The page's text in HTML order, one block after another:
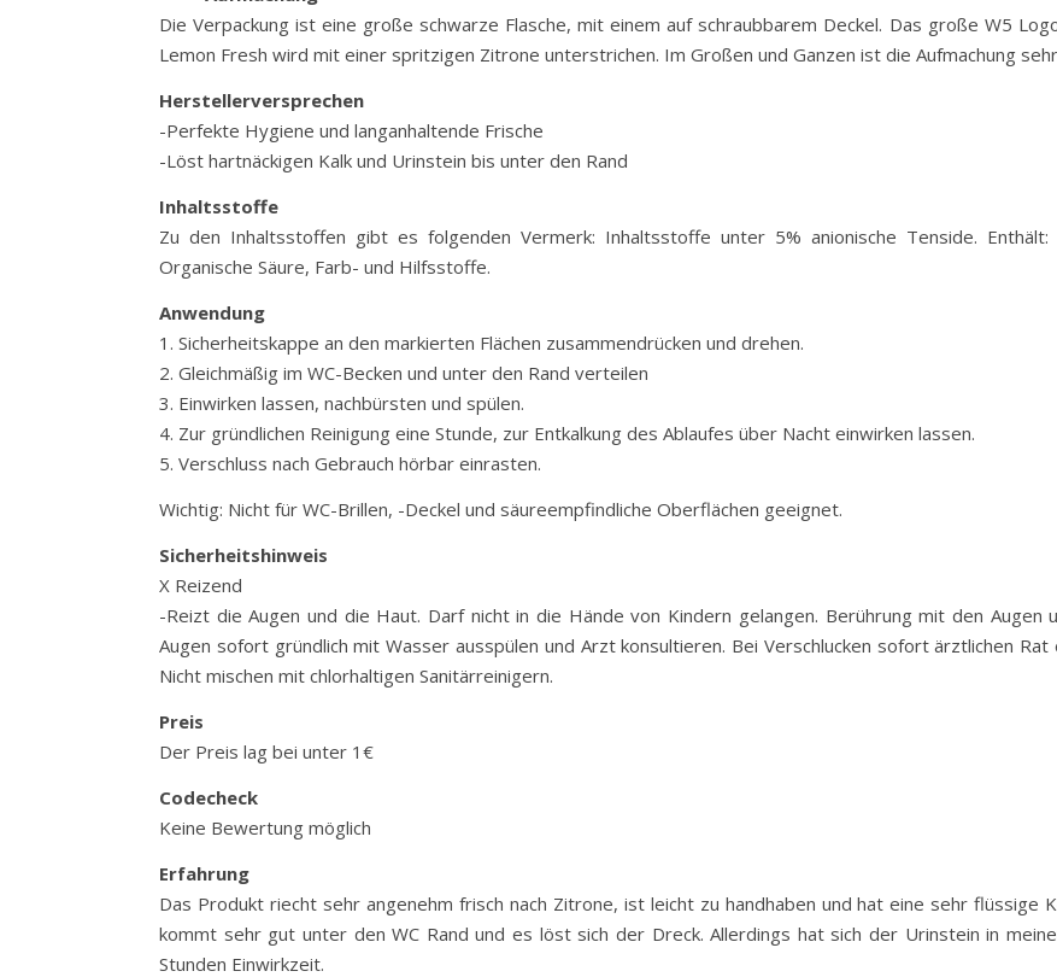
Die Verpackung ist eine große schwarze Flasche, mit einem auf schraubbarem Deckel. Das große W5
Lemon Fresh wird mit einer spritzigen Zitrone unterstrichen. Im Großen und Ganzen ist die Aufmachung
Herstellerversprechen
-Perfekte Hygiene und langanhaltende Frische
-Löst hartnäckigen Kalk und Urinstein bis unter den Rand
Inhaltsstoffe
Zu den Inhaltsstoffen gibt es folgenden Vermerk: Inhaltsstoffe unter 5% anionische Tenside.
Organische Säure, Farb- und Hilfsstoffe.
Anwendung
1. Sicherheitskappe an den markierten Flächen zusammendrücken und drehen.
2. Gleichmäßig im WC-Becken und unter den Rand verteilen
3. Einwirken lassen, nachbürsten und spülen.
4. Zur gründlichen Reinigung eine Stunde, zur Entkalkung des Ablaufes über Nacht einwirken lassen.
5. Verschluss nach Gebrauch hörbar einrasten.
Wichtig: Nicht für WC-Brillen, -Deckel und säureempfindliche Oberflächen geeignet.
Sicherheitshinweis
X Reizend
-Reizt die Augen und die Haut. Darf nicht in die Hände von Kindern gelangen. Berührung mit den
Augen sofort gründlich mit Wasser ausspülen und Arzt konsultieren. Bei Verschlucken sofort ärztlichen
Nicht mischen mit chlorhaltigen Sanitärreinigern.
Preis
Der Preis lag bei unter 1€
Codecheck
Keine Bewertung möglich
Erfahrung
Das Produkt riecht sehr angenehm frisch nach Zitrone, ist leicht zu handhaben und hat eine sehr flüssige
kommt sehr gut unter den WC Rand und es löst sich der Dreck. Allerdings hat sich der Urinstein in
Stunden Einwirkzeit.